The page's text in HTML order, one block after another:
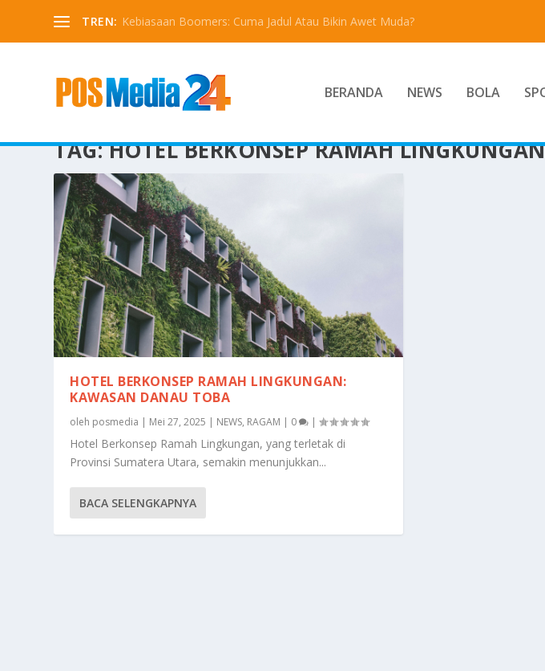
TREN: Kebiasaan Boomers: Cuma Jadul Atau Bikin Awet Muda?
BERANDA NEWS BOLA
TAG:HOTEL BERKONSEP RAMAH LINGKUNGAN
HOTEL BERKONSEP RAMAH LINGKUNGAN:
KAWASAN DANAU TOBA
oleh posmedia | Mei 27, 2025 | NEWS, RAGAM | 0 |
Hotel Berkonsep Ramah Lingkungan, yang terletak di
Provinsi Sumatera Utara, semakin menunjukkan...
BACA SELENGKAPNYA